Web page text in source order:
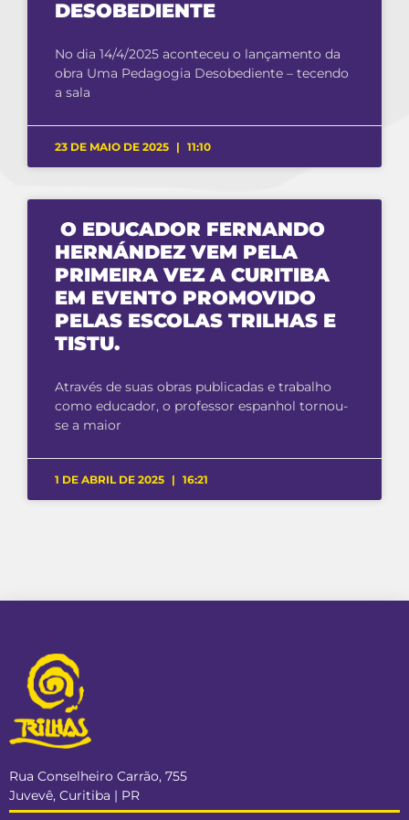
DESOBEDIENTE
No dia 14/4/2025 aconteceu o lançamento da
obra Uma Pedagogia Desobediente – tecendo
a sala
23 DE MAIO DE 2025 11:10
O EDUCADOR FERNANDO
HERNÁNDEZ VEM PELA
PRIMEIRA VEZ A CURITIBA
EM EVENTO PROMOVIDO
PELAS ESCOLAS TRILHAS E
TISTU.
Através de suas obras publicadas e trabalho
como educador, o professor espanhol tornou-
se a maior
1 DE ABRIL DE 2025 16:21
Rua Conselheiro Carrão, 755
Juvevê, Curitiba | PR